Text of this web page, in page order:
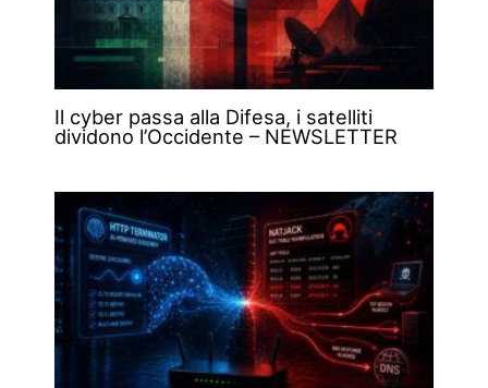
Il cyber passa alla Difesa, i satelliti
dividono l’Occidente – NEWSLETTER